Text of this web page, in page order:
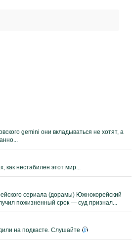
gemini они вкладываться не хотят, а
как нестабилен этот мир...
сериала (дорамы) Южнокорейский
пожизненный срок — суд признал...
на подкасте. Слушайте